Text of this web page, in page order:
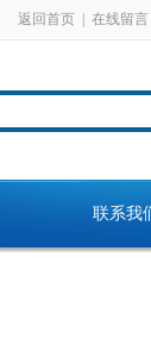
返回首页 在线留言
联系我